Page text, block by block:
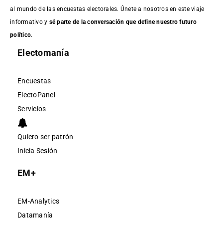
al mundo de las encuestas electorales. Únete a nosotros en este viaje
informativo y sé parte de la conversación que define nuestro futuro
político.
Electomanía
Encuestas
ElectoPanel
Servicios
Quiero ser patrón
Inicia Sesión
EM+
EM-Analytics
Datamanía